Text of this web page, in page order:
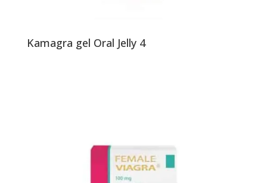
Kamagra gel Oral Jelly 4